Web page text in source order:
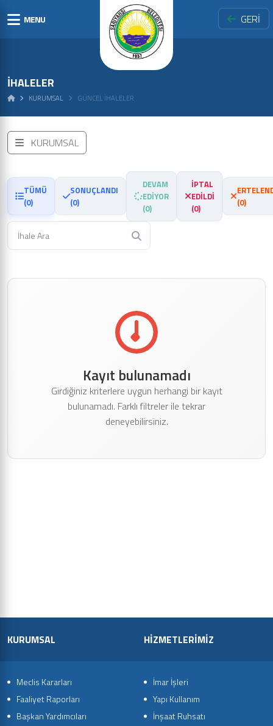
MENU
İHALELER
KURUMSAL GÜNCEL İHALELER
GERİ
KURUMSAL
TÜMÜ
(0)
SONUÇLANDI
(0)
DEVAM
EDİYOR
(0)
İPTAL
EDİLDİ
(0)
(0)
Kayıt bulunamadı
Girdiğiniz kriterlere uygun herhangi bir kayıt
bulunamadı. Farklı filtreler ile tekrar
deneyebilirsiniz.
KURUMSAL
Meclis Kararları
Faaliyet Raporları
Başkan Yardımcıları
HİZMETLERİMİZ
İmar İşleri
Yapı Kullanım
İnşaat Ruhsatı